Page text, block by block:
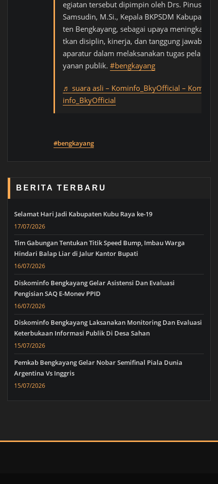
egiatan tersebut dipimpin oleh Drs. Pinus
Samsudin, M.Si., Kepala BKPSDM Kabupa
ten Bengkayang, sebagai upaya meningka
tkan disiplin, kinerja, dan tanggung jawab
aparatur dalam melaksanakan tugas pela
yanan publik.#bengkayang
♬ suara asli – Kominfo_BkyOfficial – Kom
info_BkyOfficial
#bengkayang
BERITA TERBARU
Selamat Hari Jadi Kabupaten Kubu Raya ke-19
17/07/2026
Tim Gabungan Tentukan Titik Speed Bump, Imbau Warga
Hindari Balap Liar di Jalur Kantor Bupati
16/07/2026
Diskominfo Bengkayang Gelar Asistensi Dan Evaluasi
Pengisian SAQ E-Monev PPID
16/07/2026
Diskominfo Bengkayang Laksanakan Monitoring Dan Evaluasi
Keterbukaan Informasi Publik Di Desa Sahan
15/07/2026
Pemkab Bengkayang Gelar Nobar Semifinal Piala Dunia
Argentina Vs Inggris
15/07/2026